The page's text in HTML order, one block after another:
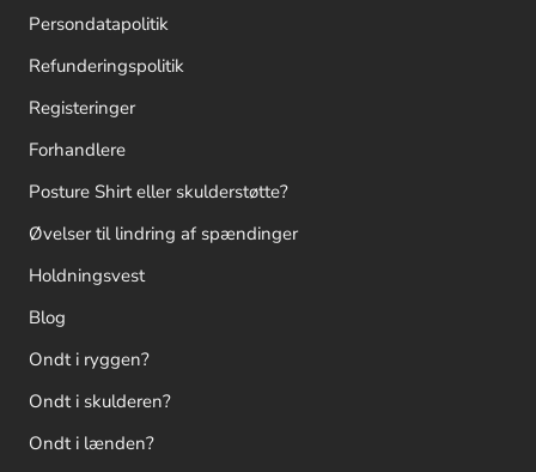
Persondatapolitik
Refunderingspolitik
Registeringer
Forhandlere
Posture Shirt eller skulderstøtte?
Øvelser til lindring af spændinger
Holdningsvest
Blog
Ondt i ryggen?
Ondt i skulderen?
Ondt i lænden?